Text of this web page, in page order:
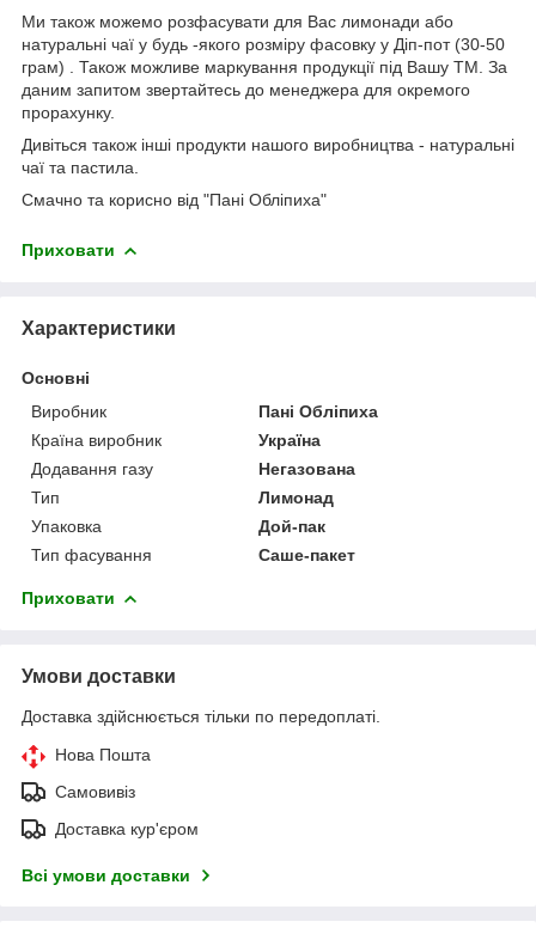
Ми також можемо розфасувати для Вас лимонади або
натуральні чаї у будь -якого розміру фасовку у Діп-пот (30-50
грам) . Також можливе маркування продукції під Вашу ТМ. За
даним запитом звертайтесь до менеджера для окремого
прорахунку.
Дивіться також інші продукти нашого виробництва - натуральні
чаї та пастила.
Смачно та корисно від "Пані Обліпиха"
Приховати
Характеристики
Основні
Виробник
Пані Обліпиха
Країна виробник
Україна
Додавання газу
Негазована
Тип
Лимонад
Упаковка
Дой-пак
Тип фасування
Саше-пакет
Приховати
Умови доставки
Доставка здійснюється тільки по передоплаті.
Нова Пошта
Самовивіз
Доставка кур'єром
Всі умови доставки